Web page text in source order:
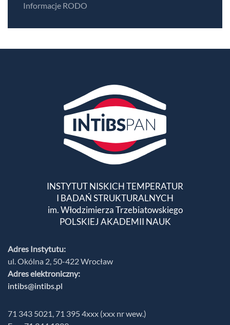
Informacje RODO
INSTYTUT NISKICH TEMPERATUR
I BADAŃ STRUKTURALNYCH
im. Włodzimierza Trzebiatowskiego
POLSKIEJ AKADEMII NAUK
Adres Instytutu:
ul. Okólna 2, 50-422 Wrocław
Adres elektroniczny:
intibs@intibs.pl
71 343 5021, 71 395 4xxx (xxx nr wew.)